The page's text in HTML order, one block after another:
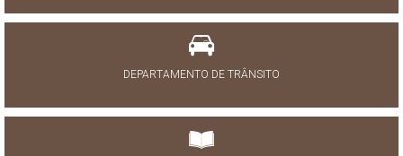
DEPARTAMENTO DE TRÂNSITO